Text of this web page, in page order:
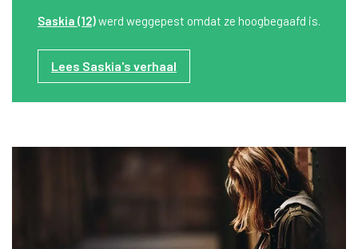
Saskia (12)werd weggepest omdat ze hoogbegaafd is.
Lees Saskia's verhaal